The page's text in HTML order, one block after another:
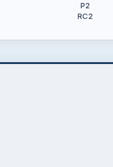
P2
RC2